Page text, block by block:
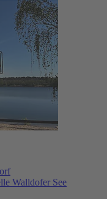
Walldofer See